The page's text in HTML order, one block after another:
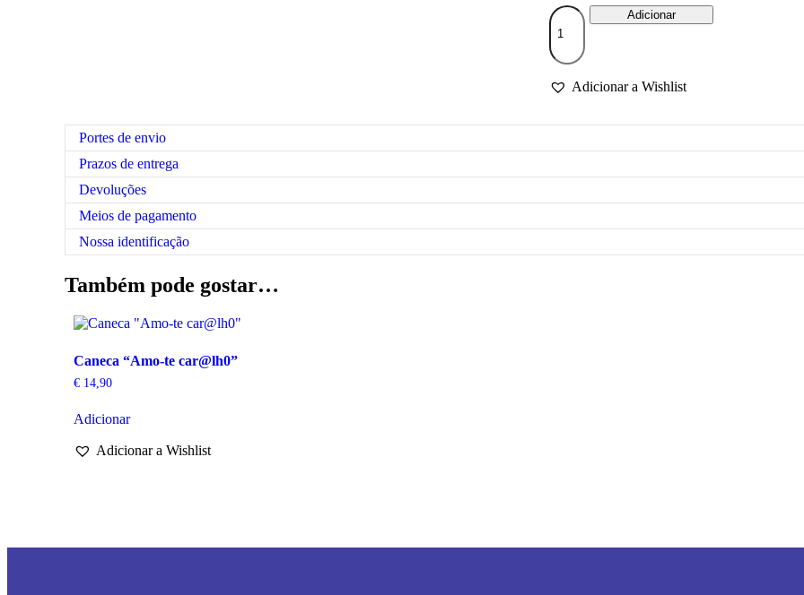
Quantidade
de
T-
shirt
“Amo-
car@lh0"!”
Adicionar
Adicionar a Wishlist
Portes de envio
Prazos de entrega
Devoluções
Meios de pagamento
Nossa identificação
Também pode gostar…
Caneca “Amo-te car@lh0”
€ 14,90
Adicionar
Adicionar a Wishlist